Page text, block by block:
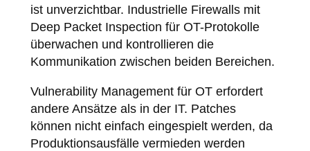
ist unverzichtbar. Industrielle Firewalls mit
Deep Packet Inspection für OT-Protokolle
überwachen und kontrollieren die
Kommunikation zwischen beiden Bereichen.
Vulnerability Management für OT erfordert
andere Ansätze als in der IT. Patches
können nicht einfach eingespielt werden, da
Produktionsausfälle vermieden werden